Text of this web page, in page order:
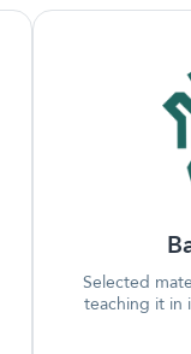
Selected
teaching it in